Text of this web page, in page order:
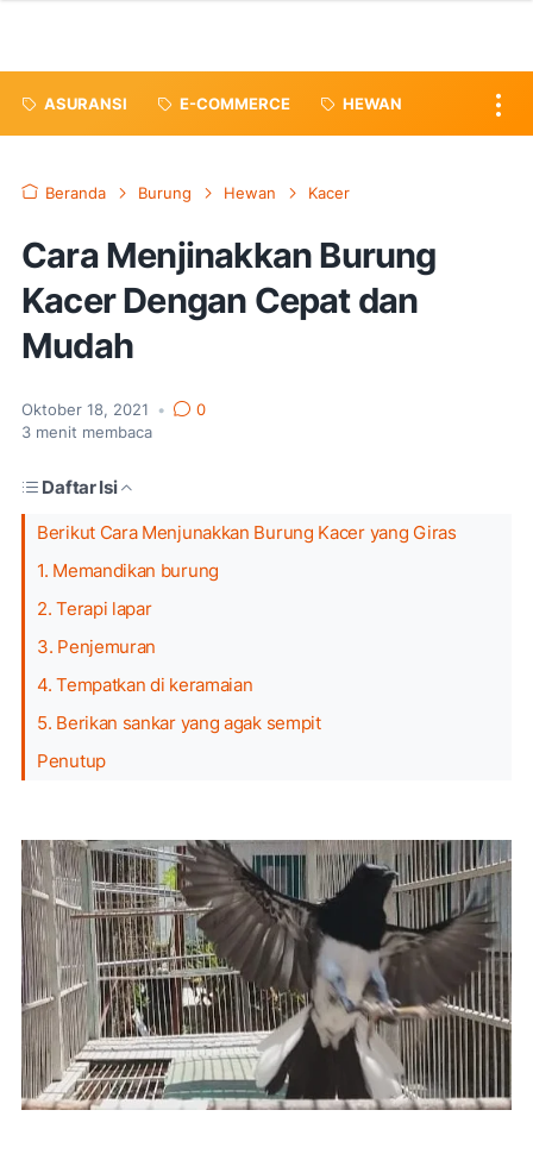
ASURANSI E-COMMERCE HEWAN
Beranda Burung Hewan Kacer
Cara Menjinakkan Burung
Kacer Dengan Cepat dan
Mudah
Oktober 18, 2021 •
0
3 menit membaca
Daftar Isi
Berikut Cara Menjunakkan Burung Kacer yang Giras
1. Memandikan burung
2. Terapi lapar
3. Penjemuran
4. Tempatkan di keramaian
5. Berikan sankar yang agak sempit
Penutup